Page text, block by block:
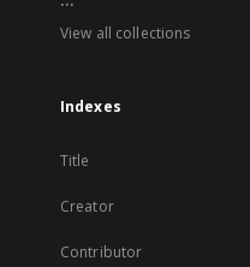
View all collections
Indexes
Title
Creator
Contributor